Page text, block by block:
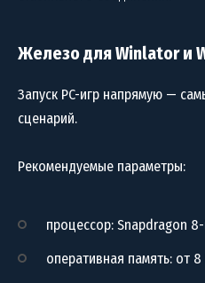
Железо для Winlator и
Запуск PC-игр напрямую —
сценарий.
Рекомендуемые параметры:
процессор: Snapdragon
оперативная память: от